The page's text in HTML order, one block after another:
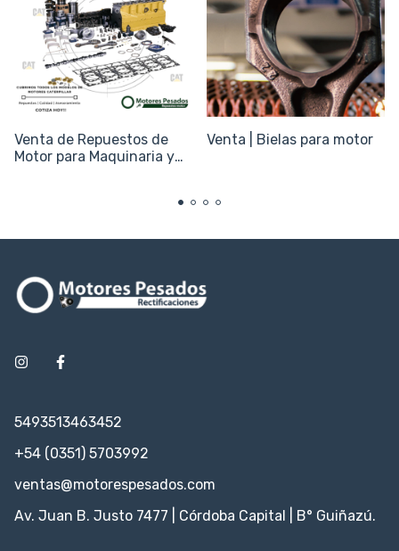
Venta de Repuestos de
Motor para Maquinaria y
Venta | Bielas para motor
5493513463452
+54 (0351) 5703992
ventas@motorespesados.com
Av. Juan B. Justo 7477 | Córdoba Capital | B° Guiñazú.